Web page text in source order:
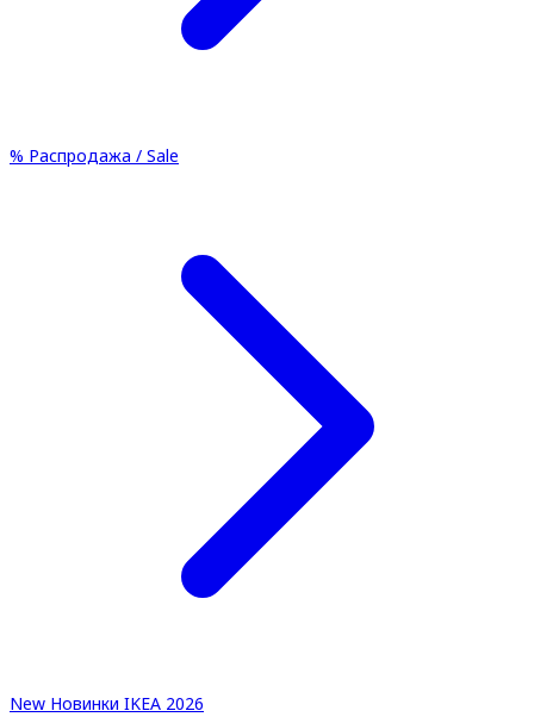
% Распродажа / Sale
New Новинки IKEA 2026